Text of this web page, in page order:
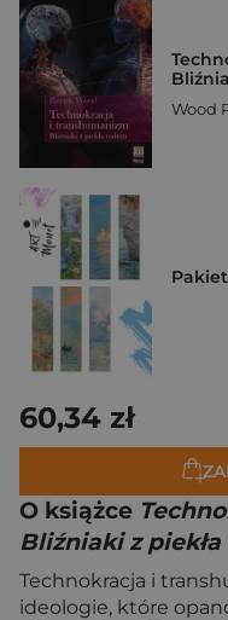
Wood
60,34 zł
O książce
Bliźniaki z
Technokracja i
ideologie, które